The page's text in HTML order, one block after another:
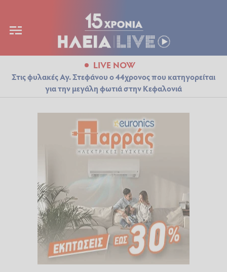
LIVE NOW
Στις φυλακές Αγ. Στεφάνου ο 44χρονος που κατηγορείται
για την μεγάλη φωτιά στην Κεφαλονιά